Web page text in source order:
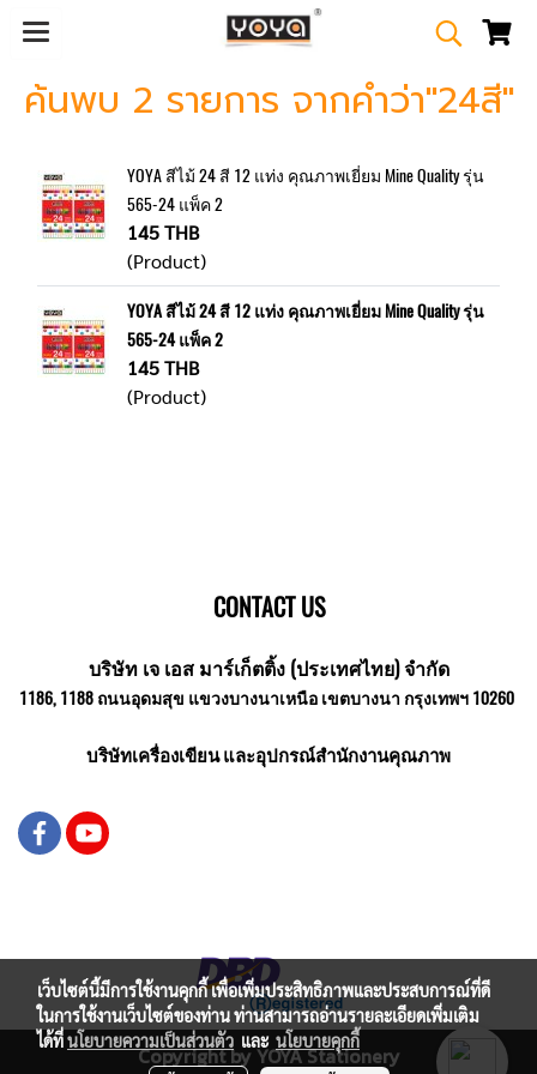
ค้นพบ 2 รายการ จากคำว่า"24สี"
YOYA สีไม้ 24 สี 12 แท่ง คุณภาพเยี่ยม Mine Quality รุ่น
565-24 แพ็ค 2
145 THB
(Product)
YOYA สีไม้ 24 สี 12 แท่ง คุณภาพเยี่ยม Mine Quality รุ่น
565-24 แพ็ค 2
145 THB
(Product)
CONTACT US
บริษัท เจ เอส มาร์เก็ตติ้ง (ประเทศไทย) จำกัด
1186, 1188 ถนนอุดมสุข แขวงบางนาเหนือ เขตบางนา กรุงเทพฯ 10260
บริษัทเครื่องเขียน และอุปกรณ์สำนักงานคุณภาพ
Copyright by YOYA Stationery
เว็บไซต์นี้มีการใช้งานคุกกี้ เพื่อเพิ่มประสิทธิภาพและประสบการณ์ที่ดี
ในการใช้งานเว็บไซต์ของท่าน ท่านสามารถอ่านรายละเอียดเพิ่มเติม
ได้ที่นโยบายความเป็นส่วนตัว และ นโยบายคุกกี้